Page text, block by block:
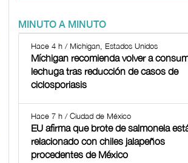
MINUTO A MINUTO
Hace 4 h / Michigan, Estados Unidos
Míchigan recomienda volver a
lechuga tras reducción de casos de
ciclosporiasis
Hace 7 h / Ciudad de México
EU afirma que brote de salmonela
relacionado con chiles jalapeños
procedentes de México